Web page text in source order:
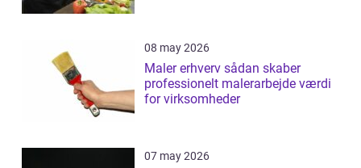
08 may 2026
Maler erhverv sådan skaber
professionelt malerarbejde værdi
for virksomheder
07 may 2026